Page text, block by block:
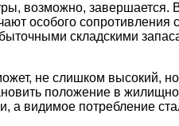
возможно,
особого
складскими
не слишком высокий,
положение в
а видимое потребление